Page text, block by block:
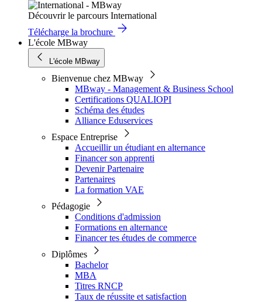
Découvrir le parcours International
Télécharge la brochure
L'école MBway
L'école MBway
Bienvenue chez MBway
MBway - Management & Business School
Certifications QUALIOPI
Schéma des études
Alliance Eduservices
Espace Entreprise
Accueillir un étudiant en alternance
Financer son apprenti
Devenir Partenaire
Partenaires
La formation VAE
Pédagogie
Conditions d'admission
Formations en alternance
Financer tes études de commerce
Diplômes
Bachelor
MBA
Titres RNCP
Taux de réussite et satisfaction